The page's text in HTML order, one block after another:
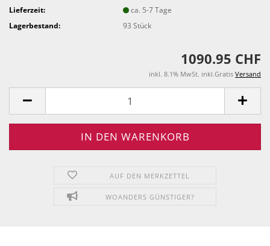
Lieferzeit:
ca. 5-7 Tage
Lagerbestand:
93Stück
1090.95 CHF
inkl. 8.1% MwSt. inkl.Gratis Versand
AUF DEN MERKZETTEL
WOANDERS GÜNSTIGER?